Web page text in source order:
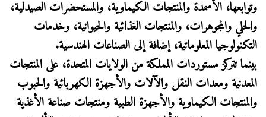
وتوابعها، الأسمدة والمنتجات الكيماوية، والمستحضرات الصيدلية،
والحلي والمجوهرات، والمنتجات الغذائية والحيوانية، وخدمات
التكنولوجيا المعلوماتية، إضافة إلى الصناعات الهندسية.
بينما تتركز مستوردات المملكة من الولايات المتحدة، على المنتجات
المعدنية ومعدات النقل والآلات والأجهزة الكهربائية والحبوب
والمنتجات الكيماوية والأجهزة الطبية ومنتجات صناعة الأغذية